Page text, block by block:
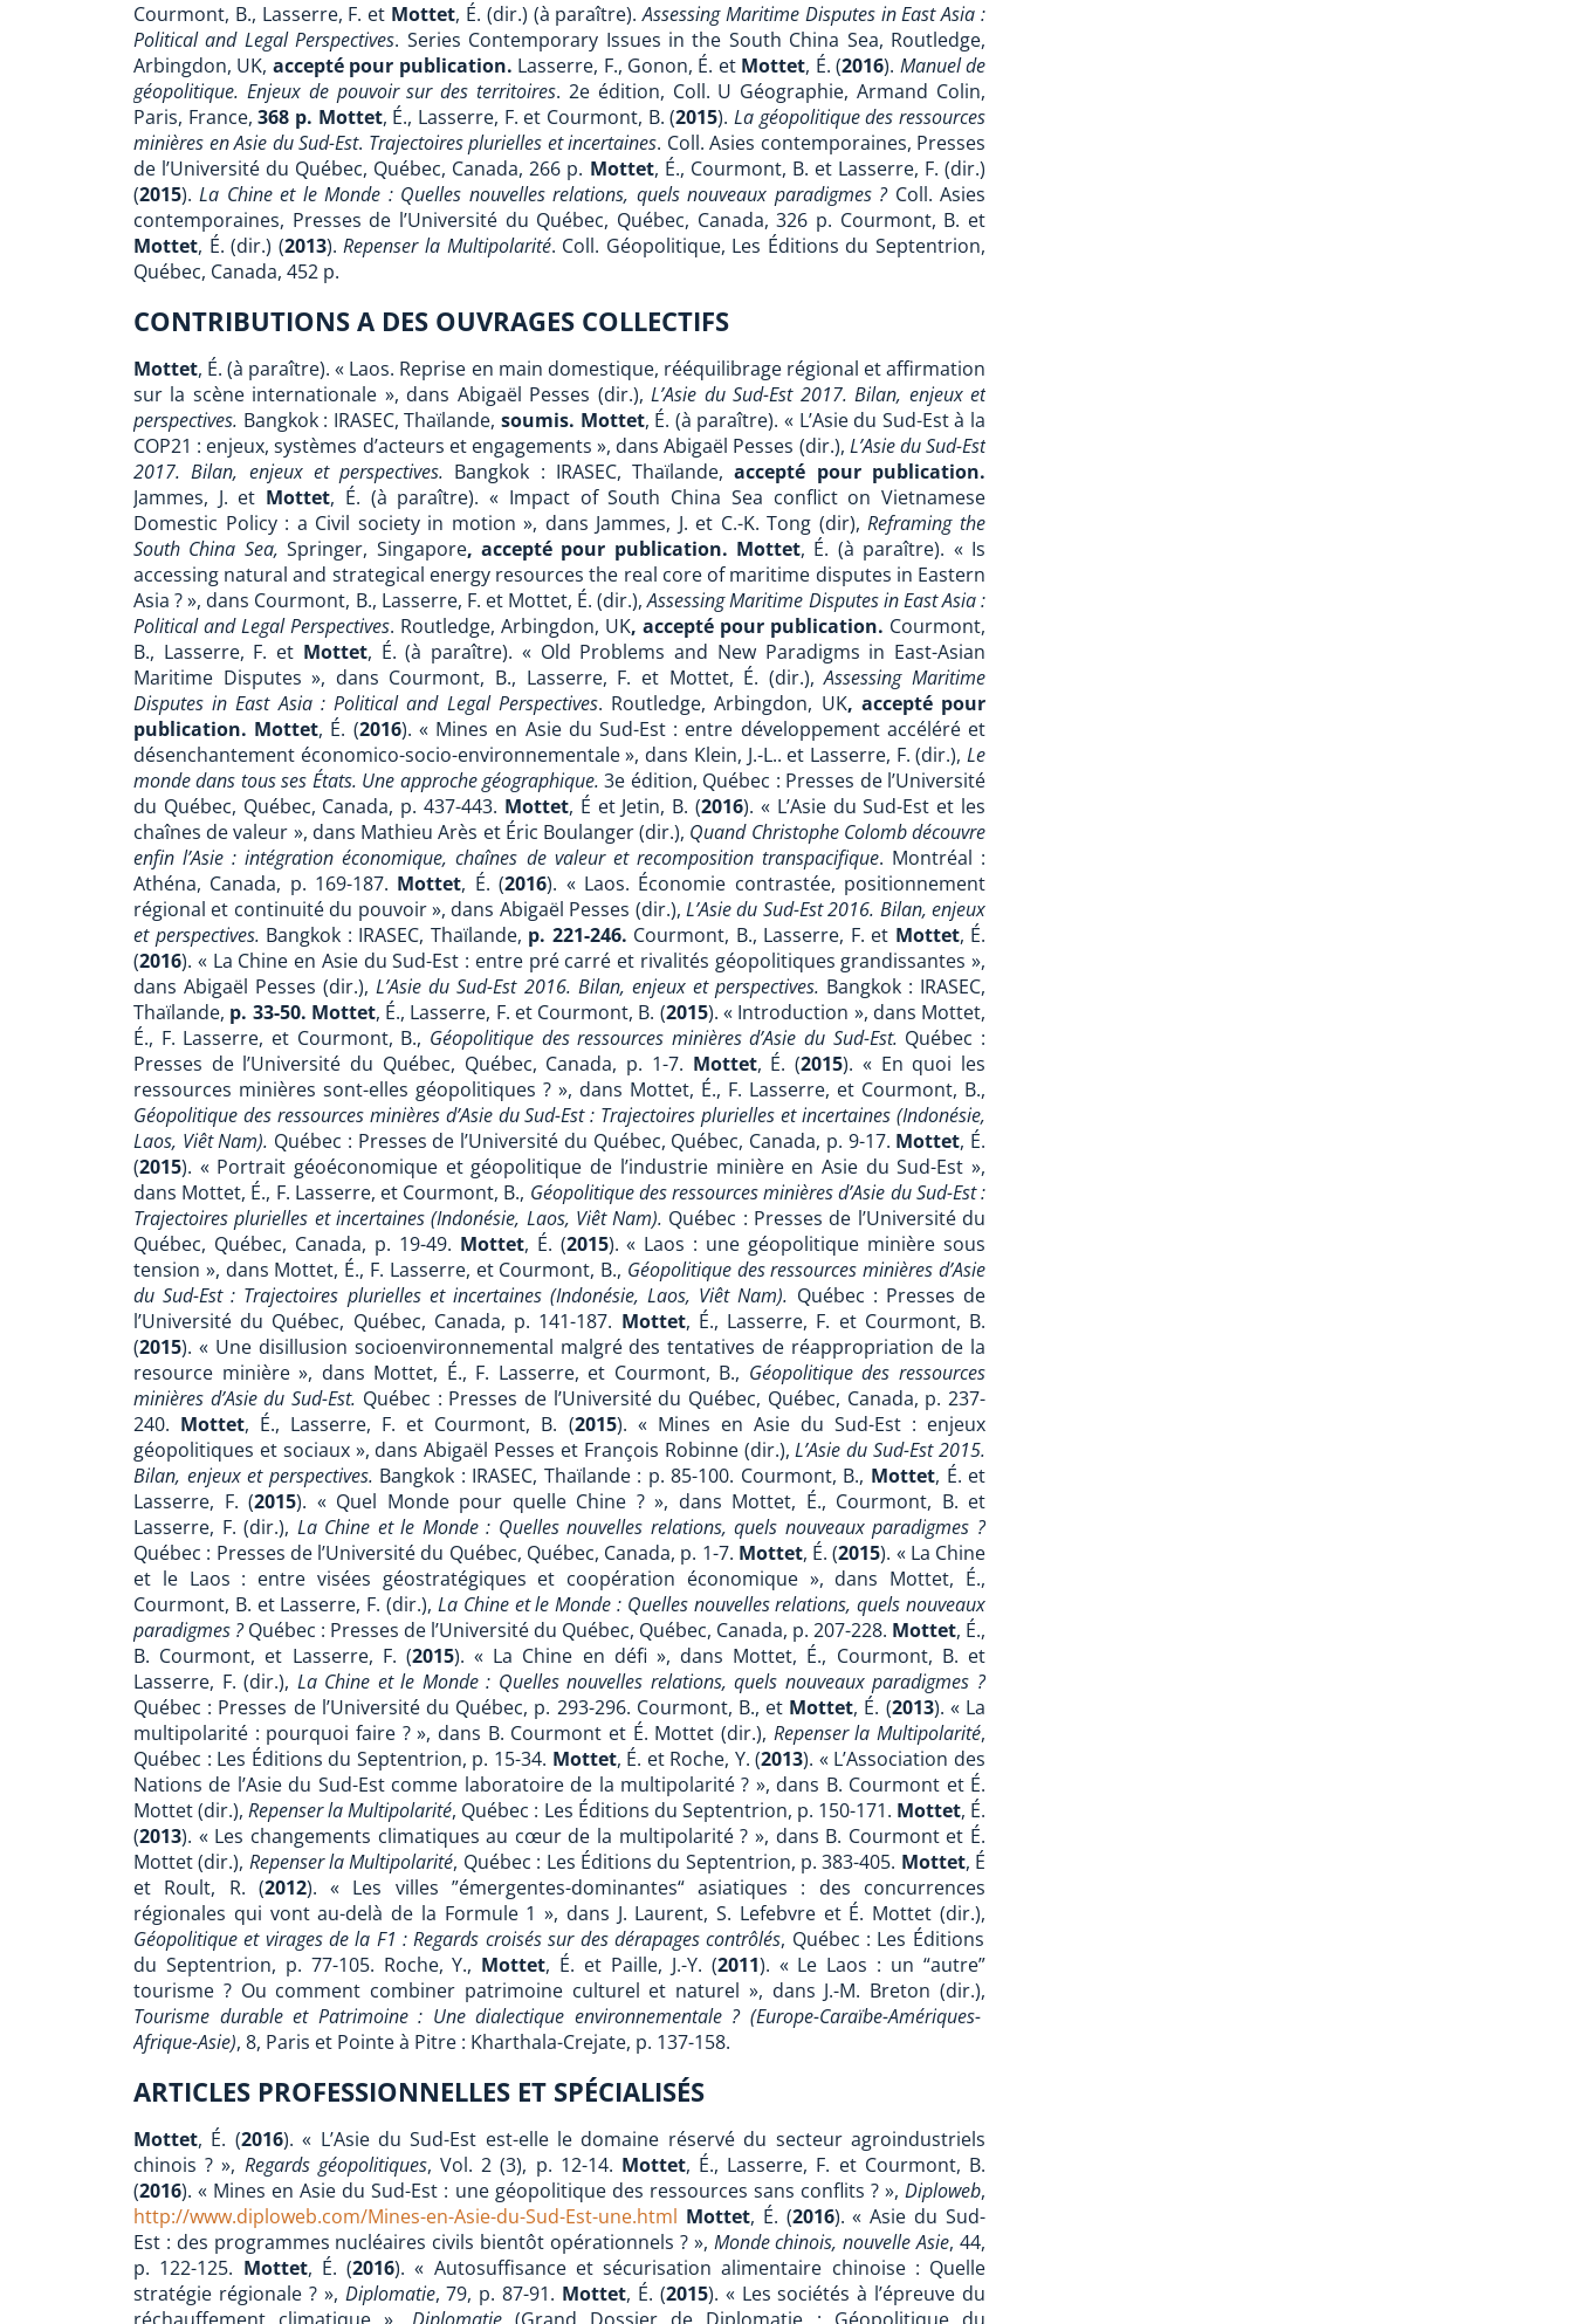
Courmont, B., Lasserre, F. et Mottet, É. (dir.) (à paraître).Assessing Maritime Disputes in East Asia :
Political and Legal Perspectives. Series Contemporary Issues in the South China Sea, Routledge,
Arbingdon, UK, accepté pour publication. Lasserre, F., Gonon, É. et Mottet, É. (2016). Manuel de
géopolitique. Enjeux de pouvoir sur des territoires. 2e édition, Coll. U Géographie, Armand Colin,
Paris, France,368 p. Mottet, É., Lasserre, F. et Courmont, B. (2015).La géopolitique des ressources
minières en Asie du Sud-Est. Trajectoires plurielles et incertaines. Coll. Asies contemporaines, Presses
de l’Université du Québec, Québec, Canada, 266 p. Mottet, É., Courmont, B. et Lasserre, F. (dir.)
(2015).La Chine et le Monde : Quelles nouvelles relations, quels nouveaux paradigmes ?Coll. Asies
contemporaines, Presses de l’Université du Québec, Québec, Canada, 326 p. Courmont, B. et
Mottet, É. (dir.) (2013).Repenser la Multipolarité. Coll. Géopolitique, Les Éditions du Septentrion,
Québec, Canada, 452 p.
CONTRIBUTIONS A DES OUVRAGES COLLECTIFS
Mottet, É. (à paraître). « Laos. Reprise en main domestique, rééquilibrage régional et affirmation
sur la scène internationale », dans Abigaël Pesses (dir.),L’Asie du Sud-Est 2017. Bilan, enjeux et
perspectives. Bangkok : IRASEC, Thaïlande, soumis. Mottet, É. (à paraître). « L’Asie du Sud-Est à la
COP21 : enjeux, systèmes d’acteurs et engagements », dans Abigaël Pesses (dir.), L’Asie du Sud-Est
2017. Bilan, enjeux et perspectives. Bangkok : IRASEC, Thaïlande, accepté pour publication.
Jammes, J. et Mottet, É. (à paraître). « Impact of South China Sea conflict on Vietnamese
Domestic Policy : a Civil society in motion », dans Jammes, J. et C.-K. Tong (dir),Reframing the
South China Sea,Springer, Singapore, accepté pour publication. Mottet, É. (à paraître). « Is
accessing natural and strategical energy resources the real core of maritime disputes in Eastern
Asia ? », dans Courmont, B., Lasserre, F. et Mottet, É. (dir.),Assessing Maritime Disputes in East Asia :
Political and Legal Perspectives. Routledge, Arbingdon, UK, accepté pour publication. Courmont,
B., Lasserre, F. et Mottet, É. (à paraître). « Old Problems and New Paradigms in East-Asian
Maritime Disputes », dans Courmont, B., Lasserre, F. et Mottet, É. (dir.),Assessing Maritime
Disputes in East Asia : Political and Legal Perspectives. Routledge, Arbingdon, UK, accepté pour
publication. Mottet, É. (2016). « Mines en Asie du Sud-Est : entre développement accéléré et
désenchantement économico-socio-environnementale », dans Klein, J.-L.. et Lasserre, F. (dir.), Le
monde dans tous ses États. Une approche géographique. 3e édition, Québec : Presses de l’Université
du Québec, Québec, Canada, p. 437-443. Mottet, É et Jetin, B. (2016). « L’Asie du Sud-Est et les
chaînes de valeur », dans Mathieu Arès et Éric Boulanger (dir.), Quand Christophe Colomb découvre
enfin l’Asie : intégration économique, chaînes de valeur et recomposition transpacifique. Montréal :
Athéna, Canada, p. 169-187. Mottet, É. (2016). « Laos. Économie contrastée, positionnement
régional et continuité du pouvoir », dans Abigaël Pesses (dir.), L’Asie du Sud-Est 2016. Bilan, enjeux
et perspectives. Bangkok : IRASEC, Thaïlande, p. 221-246. Courmont, B., Lasserre, F. et Mottet, É.
(2016). « La Chine en Asie du Sud-Est : entre pré carré et rivalités géopolitiques grandissantes »,
dans Abigaël Pesses (dir.),L’Asie du Sud-Est 2016. Bilan, enjeux et perspectives. Bangkok : IRASEC,
Thaïlande, p. 33-50. Mottet, É., Lasserre, F. et Courmont, B. (2015). « Introduction », dans Mottet,
É., F. Lasserre, et Courmont, B., Géopolitique des ressources minières d’Asie du Sud-Est. Québec :
Presses de l’Université du Québec, Québec, Canada, p. 1-7. Mottet, É. (2015). « En quoi les
ressources minières sont-elles géopolitiques ? », dans Mottet, É., F. Lasserre, et Courmont, B.,
Géopolitique des ressources minières d’Asie du Sud-Est : Trajectoires plurielles et incertaines (Indonésie,
Laos, Viêt Nam). Québec : Presses de l’Université du Québec, Québec, Canada, p. 9-17. Mottet, É.
(2015). « Portrait géoéconomique et géopolitique de l’industrie minière en Asie du Sud-Est »,
dans Mottet, É., F. Lasserre, et Courmont, B., Géopolitique des ressources minières d’Asie du Sud-Est :
Trajectoires plurielles et incertaines (Indonésie, Laos, Viêt Nam). Québec : Presses de l’Université du
Québec, Québec, Canada, p. 19-49. Mottet, É. (2015). « Laos : une géopolitique minière sous
tension », dans Mottet, É., F. Lasserre, et Courmont, B., Géopolitique des ressources minières d’Asie
du Sud-Est : Trajectoires plurielles et incertaines (Indonésie, Laos, Viêt Nam). Québec : Presses de
l’Université du Québec, Québec, Canada, p. 141-187. Mottet, É., Lasserre, F. et Courmont, B.
(2015). « Une disillusion socioenvironnemental malgré des tentatives de réappropriation de la
resource minière », dans Mottet, É., F. Lasserre, et Courmont, B., Géopolitique des ressources
minières d’Asie du Sud-Est. Québec : Presses de l’Université du Québec, Québec, Canada, p. 237-
240. Mottet, É., Lasserre, F. et Courmont, B. (2015). « Mines en Asie du Sud-Est : enjeux
géopolitiques et sociaux », dans Abigaël Pesses et François Robinne (dir.),L’Asie du Sud-Est 2015.
Bilan, enjeux et perspectives. Bangkok : IRASEC, Thaïlande : p. 85-100. Courmont, B., Mottet, É. et
Lasserre, F. (2015). « Quel Monde pour quelle Chine ? », dans Mottet, É., Courmont, B. et
Lasserre, F. (dir.), La Chine et le Monde : Quelles nouvelles relations, quels nouveaux paradigmes ?
Québec : Presses de l’Université du Québec, Québec, Canada, p. 1-7. Mottet, É. (2015). « La Chine
et le Laos : entre visées géostratégiques et coopération économique », dans Mottet, É.,
Courmont, B. et Lasserre, F. (dir.), La Chine et le Monde : Quelles nouvelles relations, quels nouveaux
paradigmes ?Québec : Presses de l’Université du Québec, Québec, Canada, p. 207-228. Mottet, É.,
B. Courmont, et Lasserre, F. (2015). « La Chine en défi », dans Mottet, É., Courmont, B. et
Lasserre, F. (dir.), La Chine et le Monde : Quelles nouvelles relations, quels nouveaux paradigmes ?
Québec : Presses de l’Université du Québec, p. 293-296. Courmont, B., et Mottet, É. (2013). « La
multipolarité : pourquoi faire ? », dans B. Courmont et É. Mottet (dir.), Repenser la Multipolarité,
Québec : Les Éditions du Septentrion, p. 15-34. Mottet, É. et Roche, Y. (2013). « L’Association des
Nations de l’Asie du Sud-Est comme laboratoire de la multipolarité ? », dans B. Courmont et É.
Mottet (dir.),Repenser la Multipolarité, Québec : Les Éditions du Septentrion, p. 150-171. Mottet, É.
(2013). « Les changements climatiques au cœur de la multipolarité ? », dans B. Courmont et É.
Mottet (dir.), Repenser la Multipolarité, Québec : Les Éditions du Septentrion, p. 383-405. Mottet, É
et Roult, R. (2012). « Les villes ”émergentes-dominantes“ asiatiques : des concurrences
régionales qui vont au-delà de la Formule 1 », dans J. Laurent, S. Lefebvre et É. Mottet (dir.),
Géopolitique et virages de la F1 : Regards croisés sur des dérapages contrôlés, Québec : Les Éditions
du Septentrion, p. 77-105. Roche, Y., Mottet, É. et Paille, J.-Y. (2011). « Le Laos : un “autre”
tourisme ? Ou comment combiner patrimoine culturel et naturel », dans J.-M. Breton (dir.),
Tourisme durable et Patrimoine : Une dialectique environnementale ? (Europe-Caraïbe-Amériques-
Afrique-Asie), 8, Paris et Pointe à Pitre : Kharthala-Crejate, p. 137-158.
ARTICLES PROFESSIONNELLES ET SPÉCIALISÉS
Mottet, É. (2016). « L’Asie du Sud-Est est-elle le domaine réservé du secteur agroindustriels
chinois ? », Regards géopolitiques, Vol. 2 (3), p. 12-14. Mottet, É., Lasserre, F. et Courmont, B.
(2016). « Mines en Asie du Sud-Est : une géopolitique des ressources sans conflits ? », Diploweb,
http://www.diploweb.com/Mines-en-Asie-du-Sud-Est-une.html Mottet, É. (2016). « Asie du Sud-
Est : des programmes nucléaires civils bientôt opérationnels ? », Monde chinois, nouvelle Asie, 44,
p. 122-125. Mottet, É. (2016). « Autosuffisance et sécurisation alimentaire chinoise : Quelle
stratégie régionale ? », Diplomatie, 79, p. 87-91. Mottet, É. (2015). « Les sociétés à l’épreuve du